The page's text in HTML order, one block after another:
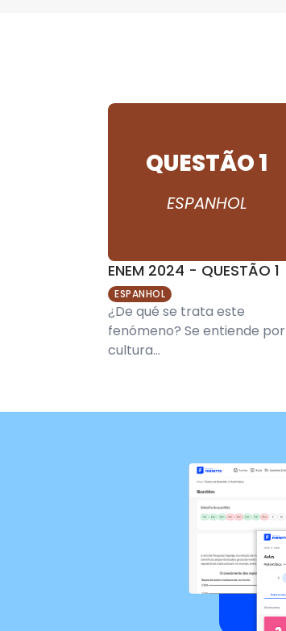
QUESTÃO 1
ESPANHOL
ENEM 2024 - QUESTÃO 1
ESPANHOL
¿De qué se trata este
fenómeno? Se entiende por
cultura...